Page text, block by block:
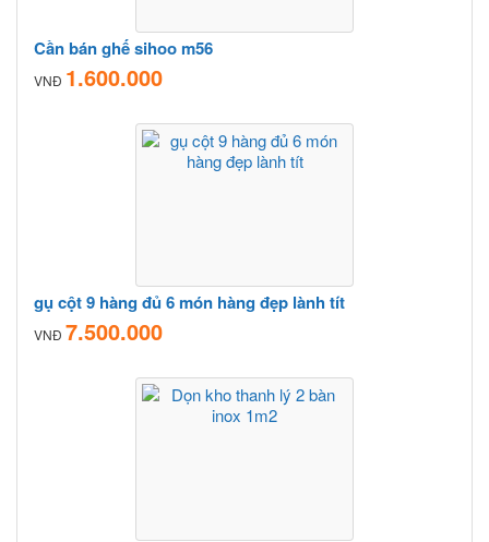
Cần bán ghế sihoo m56
VNĐ 1.600.000
gụ cột 9 hàng đủ 6 món hàng đẹp lành tít
VNĐ 7.500.000